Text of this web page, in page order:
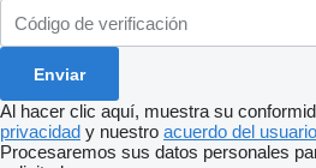
Al hacer clic aquí, muestra su
privacidad y nuestro acuerdo del usuario
Procesaremos sus datos personales